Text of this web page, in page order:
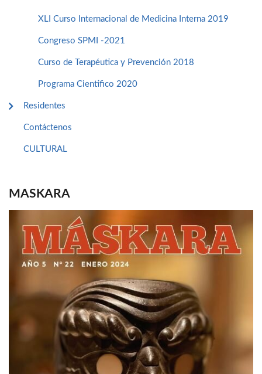
XLI Curso Internacional de Medicina Interna 2019
Congreso SPMI -2021
Curso de Terapéutica y Prevención 2018
Programa Cientifico 2020
Residentes
Contáctenos
CULTURAL
MASKARA